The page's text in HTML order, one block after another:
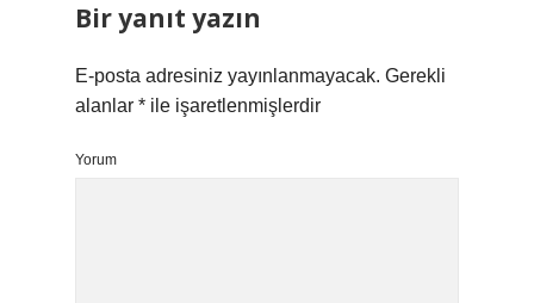
Bir yanıt yazın
E-posta adresiniz yayınlanmayacak. Gerekli
alanlar * ile işaretlenmişlerdir
Yorum